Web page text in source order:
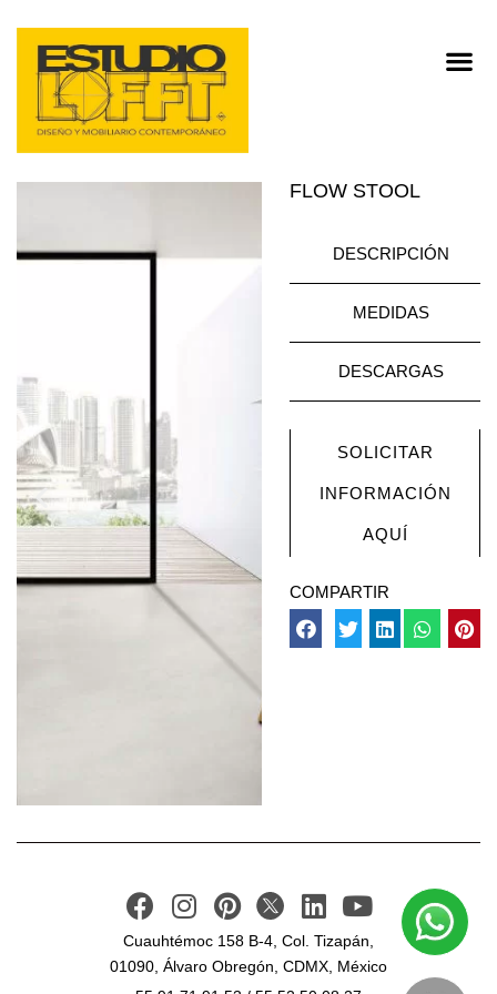
FLOW STOOL
DESCRIPCIÓN
MEDIDAS
DESCARGAS
SOLICITAR
INFORMACIÓN
AQUÍ
COMPARTIR
Cuauhtémoc 158 B-4, Col. Tizapán,
01090, Álvaro Obregón, CDMX, México